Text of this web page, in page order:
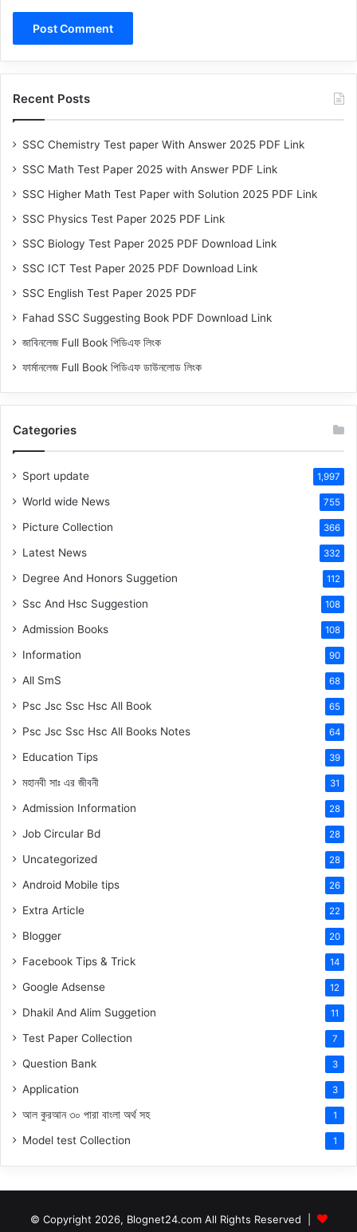
Recent Posts
SSC Chemistry Test paper With Answer 2025 PDF Link
SSC Math Test Paper 2025 with Answer PDF Link
SSC Higher Math Test Paper with Solution 2025 PDF Link
SSC Physics Test Paper 2025 PDF Link
SSC Biology Test Paper 2025 PDF Download Link
SSC ICT Test Paper 2025 PDF Download Link
SSC English Test Paper 2025 PDF
Fahad SSC Suggesting Book PDF Download Link
জাবিনলেজ Full Book পিডিএফ লিংক
ফার্মানলেজ Full Book পিডিএফ ডাউনলোড লিংক
Categories
Sport update 1,997
World wide News 755
Picture Collection 366
Latest News 332
Degree And Honors Suggetion 112
Ssc And Hsc Suggestion 108
Admission Books 108
Information 90
All SmS 68
Psc Jsc Ssc Hsc All Book 65
Psc Jsc Ssc Hsc All Books Notes 64
Education Tips 39
মহানবী সাঃ এর জীবনী 31
Admission Information 28
Job Circular Bd 28
Uncategorized 28
Android Mobile tips 26
Extra Article 22
Blogger 20
Facebook Tips & Trick 14
Google Adsense 12
Dhakil And Alim Suggetion 11
Test Paper Collection 7
Question Bank 3
Application 3
আল কুরআন ৩০ পারা বাংলা অর্থ সহ 1
Model test Collection 1
© Copyright 2026, Blognet24.com All Rights Reserved |